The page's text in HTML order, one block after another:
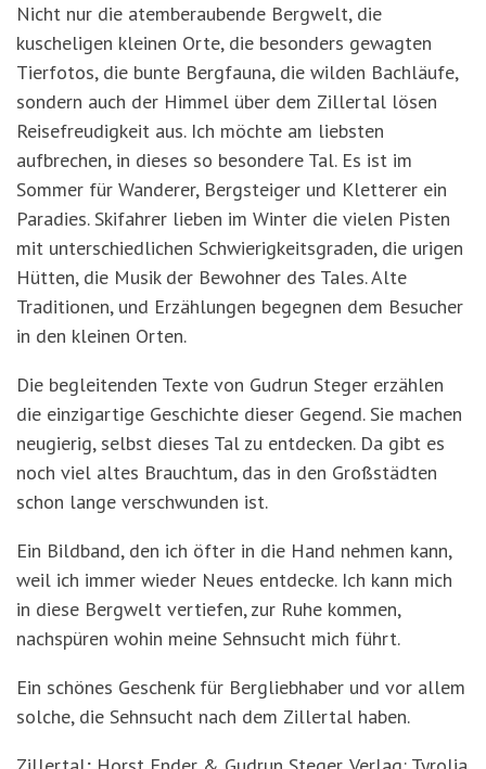
Nicht nur die atemberaubende Bergwelt, die
kuscheligen kleinen Orte, die besonders gewagten
Tierfotos, die bunte Bergfauna, die wilden Bachläufe,
sondern auch der Himmel über dem Zillertal lösen
Reisefreudigkeit aus. Ich möchte am liebsten
aufbrechen, in dieses so besondere Tal. Es ist im
Sommer für Wanderer, Bergsteiger und Kletterer ein
Paradies. Skifahrer lieben im Winter die vielen Pisten
mit unterschiedlichen Schwierigkeitsgraden, die urigen
Hütten, die Musik der Bewohner des Tales. Alte
Traditionen, und Erzählungen begegnen dem Besucher
in den kleinen Orten.
Die begleitenden Texte von Gudrun Steger erzählen
die einzigartige Geschichte dieser Gegend. Sie machen
neugierig, selbst dieses Tal zu entdecken. Da gibt es
noch viel altes Brauchtum, das in den Großstädten
schon lange verschwunden ist.
Ein Bildband, den ich öfter in die Hand nehmen kann,
weil ich immer wieder Neues entdecke. Ich kann mich
in diese Bergwelt vertiefen, zur Ruhe kommen,
nachspüren wohin meine Sehnsucht mich führt.
Ein schönes Geschenk für Bergliebhaber und vor allem
solche, die Sehnsucht nach dem Zillertal haben.